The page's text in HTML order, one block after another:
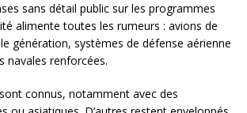
sans détail public sur les programmes
alimente toutes les rumeurs : avions de
génération, systèmes de défense aérienne
navales renforcées.
connus, notamment avec des